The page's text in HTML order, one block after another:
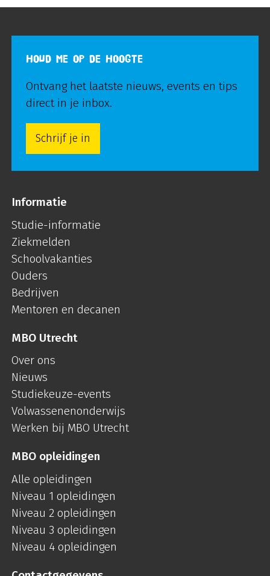
HOUD ME OP DE HOOGTE
Ontvang het laatste nieuws, events en tips
direct in je inbox.
Schrijf je in
Informatie
Studie-informatie
Ziekmelden
Schoolvakanties
Ouders
Bedrijven
Mentoren en decanen
MBO Utrecht
Over ons
Nieuws
Studiekeuze-events
Volwassenenonderwijs
Werken bij MBO Utrecht
MBO opleidingen
Alle opleidingen
Niveau 1 opleidingen
Niveau 2 opleidingen
Niveau 3 opleidingen
Niveau 4 opleidingen